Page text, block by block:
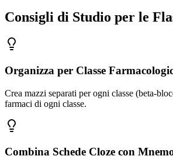
Consigli di Studio per le
Organizza per Classe
Crea mazzi separati per ogni classe (beta-
farmaci di ogni classe.
Combina Schede Cloze con